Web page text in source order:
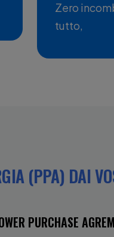
Zero
tutto,
(PPA) DAI
PURCHASE